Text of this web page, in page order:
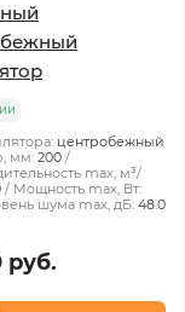
центробежный
мм: 200
max, м³/
Мощность max, Вт:
шума max, дБ: 48.0
руб.